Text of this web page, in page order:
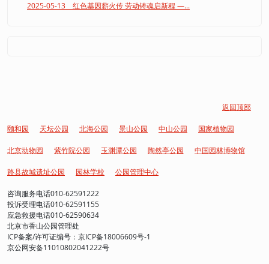
2025-05-13 红色基因薪火传 劳动铸魂启新程 —...
返回顶部
颐和园 天坛公园 北海公园 景山公园 中山公园 国家植物园
北京动物园 紫竹院公园 玉渊潭公园 陶然亭公园 中国园林博物馆
路县故城遗址公园 园林学校 公园管理中心
咨询服务电话010-62591222
投诉受理电话010-62591155
应急救援电话010-62590634
北京市香山公园管理处
ICP备案/许可证编号：京ICP备18006609号-1
京公网安备11010802041222号